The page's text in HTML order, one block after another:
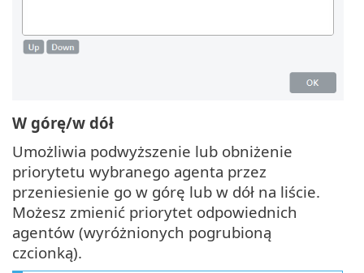
W górę/w dół
Umożliwia podwyższenie lub obniżenie
priorytetu wybranego agenta przez
przeniesienie go w górę lub w dół na liście.
Możesz zmienić priorytet odpowiednich
agentów (wyróżnionych pogrubioną
czcionką).